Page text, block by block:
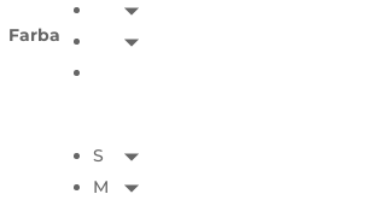
Farba
S
M